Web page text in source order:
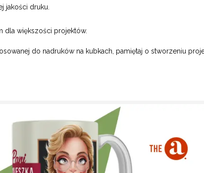
jakości druku.
dla większości projektów.
do nadruków na kubkach, pamiętaj o stworzeniu